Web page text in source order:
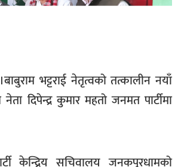
भट्टराई नेतृत्वको तत्कालीन नयाँ
नेता दिपेन्द्र कुमार महतो जनमत पार्टीमा